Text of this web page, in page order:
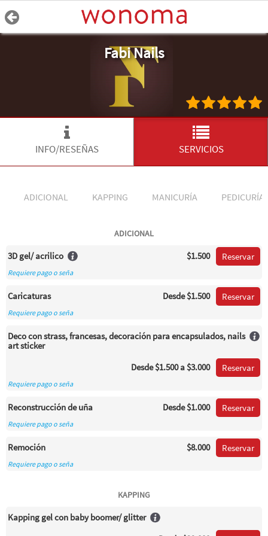
Fabi Nails
INFO/RESEÑAS SERVICIOS
ADICIONAL KAPPING MANICURÍA PEDICURÍA
ADICIONAL
3D gel/ acrilico $1.500 Reservar
Requiere pago o seña
Caricaturas Desde$1.500 Reservar
Requiere pago o seña
Deco con strass, francesas, decoración para encapsulados, nails
art sticker
Desde$1.500a $3.000 Reservar
Requiere pago o seña
Reconstrucción de uña Desde$1.000 Reservar
Requiere pago o seña
Remoción $8.000 Reservar
Requiere pago o seña
KAPPING
Kapping gel con baby boomer/ glitter